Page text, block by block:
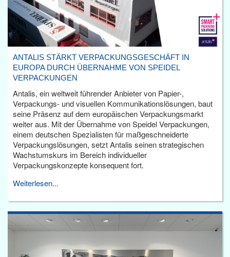
ANTALIS STÄRKT VERPACKUNGSGESCHÄFT IN
EUROPA DURCH ÜBERNAHME VON SPEIDEL
VERPACKUNGEN
Antalis, ein weltweit führender Anbieter von Papier-,
Verpackungs- und visuellen Kommunikationslösungen, baut
seine Präsenz auf dem europäischen Verpackungsmarkt
weiter aus. Mit der Übernahme von Speidel Verpackungen,
einem deutschen Spezialisten für maßgeschneiderte
Verpackungslösungen, setzt Antalis seinen strategischen
Wachstumskurs im Bereich individueller
Verpackungskonzepte konsequent fort.
Weiterlesen...